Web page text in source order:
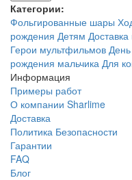
Категории:
Фольгированные шары
рождения Детям
Герои мультфильмов
рождения мальчика Для
Информация
Примеры работ
О компании Sharlime
Доставка
Политика Безопасности
Гарантии
FAQ
Блог